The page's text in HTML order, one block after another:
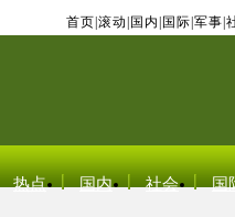
首页 滚动 国内 国际 军事
热点 国内 社会 国